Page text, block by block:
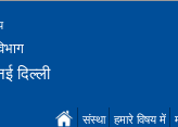
दिल्ली
संस्था हमारे विषय में